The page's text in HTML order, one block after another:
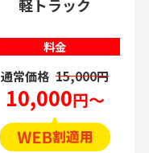
軽トラック
料金
通常価格 15,000円
10,000円～